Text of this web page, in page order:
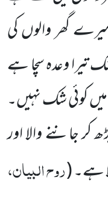
گھر والوں کی
تیرا وعدہ سچا ہے
کوئی شک نہیں۔
کر جاننے والا اور
ہے۔(روح البیان،